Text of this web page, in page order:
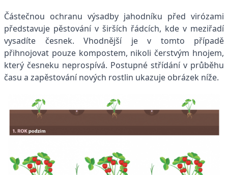
Částečnou ochranu výsadby jahodníku před virózami
představuje pěstování v širších řádcích, kde v meziřadí
vysadíte česnek. Vhodnější je v tomto případě
přihnojovat pouze kompostem, nikoli čerstvým hnojem,
který česneku neprospívá. Postupné střídání v průběhu
času a zapěstování nových rostlin ukazuje obrázek níže.